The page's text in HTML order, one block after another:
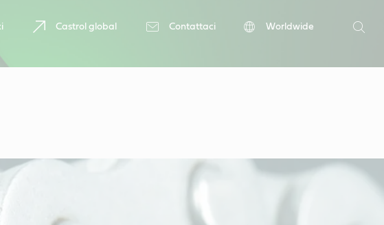
Castrol global Contattaci
Worldwide
Ricerca